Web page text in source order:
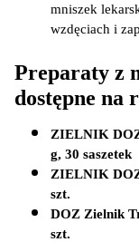
mniszek
wzdęciach i
Preparaty z
dostępne na
ZIELNIK
g, 30 saszetek
ZIELNIK
szt.
DOZ Zielnik
szt.